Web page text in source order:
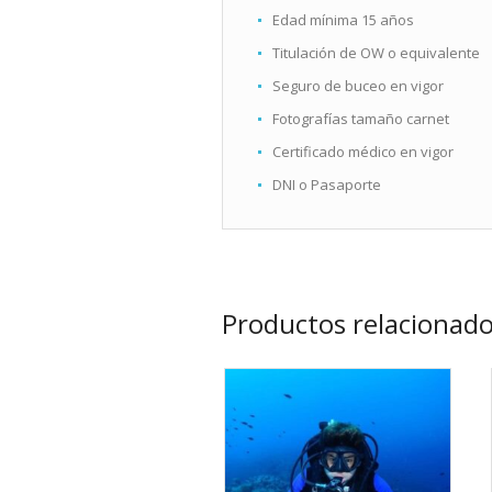
Edad mínima 15 años
Titulación de OW o equivalente
Seguro de buceo en vigor
Fotografías tamaño carnet
Certificado médico en vigor
DNI o Pasaporte
Productos